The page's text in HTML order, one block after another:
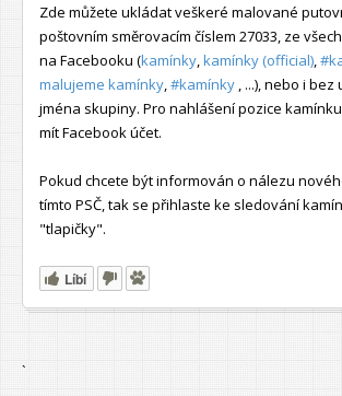
Zde můžete ukládat veškeré malované
poštovním směrovacím číslem 27033, ze
na Facebooku (kamínky kamínky (official)
malujeme kamínky #kamínky , ...), nebo i
jména skupiny. Pro nahlášení pozice
mít Facebook účet.
Pokud chcete být informován o nálezu
tímto PSČ, tak se přihlaste ke sledování
"tlapičky".
Líbí
`